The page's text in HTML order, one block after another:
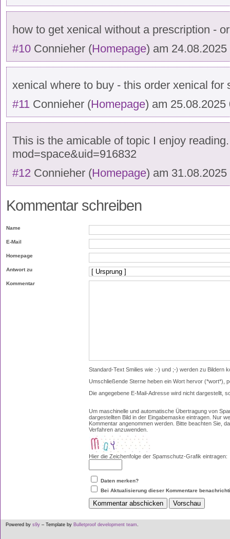
how to get xenical without a prescription -
#10 Connieher (Homepage) am 24.08.2025
xenical where to buy - this order xenical for
#11 Connieher (Homepage) am 25.08.2025
This is the amicable of topic I enjoy
mod=space&uid=916832
#12 Connieher (Homepage) am 31.08.2025
Kommentar schreiben
Name
E-Mail
Homepage
Antwort zu
Kommentar
Standard-Text Smilies wie :-) und ;-) werden zu Bildern
Umschließende Sterne heben ein Wort hervor (*wort*),
Die angegebene E-Mail-Adresse wird nicht dargestellt,
Um maschinelle und automatische Übertragung von
dargestellten Bild in der Eingabemaske eintragen. Nur
Kommentar angenommen werden. Bitte beachten Sie,
Verfahren anzuwenden.
Hier die Zeichenfolge der Spamschutz-Grafik eintragen:
Daten merken?
Bei Aktualisierung dieser Kommentare
Powered by s9y – Template by Bulletproof development team.